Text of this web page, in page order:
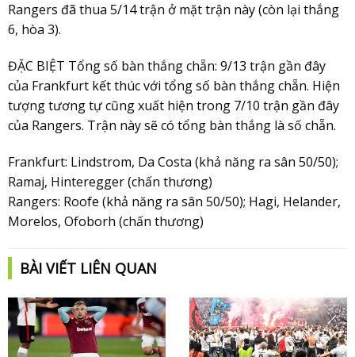
Rangers đã thua 5/14 trận ở mặt trận này (còn lại thắng
6, hòa 3).
ĐẶC BIỆT Tổng số bàn thắng chẵn: 9/13 trận gần đây
của Frankfurt kết thúc với tổng số bàn thắng chẵn. Hiện
tượng tương tự cũng xuất hiện trong 7/10 trận gần đây
của Rangers. Trận này sẽ có tổng bàn thắng là số chẵn.
Frankfurt: Lindstrom, Da Costa (khả năng ra sân 50/50);
Ramaj, Hinteregger (chấn thương)
Rangers: Roofe (khả năng ra sân 50/50); Hagi, Helander,
Morelos, Ofoborh (chấn thương)
BÀI VIẾT LIÊN QUAN